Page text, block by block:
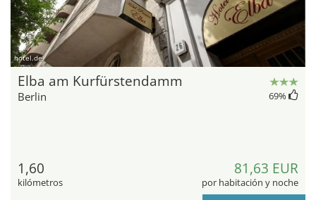
hotel.de
Elba am Kurfürstendamm
Berlin 69%
1,60
kilómetros
81,63 EUR
por habitación y noche